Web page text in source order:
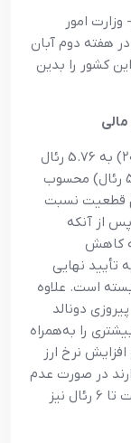
امور
هفته دوم آبان
این کشور را بدین
مالی
نرخ دلار آمریکا در روز سه‌شنبه (۲۹ اکتبر ۲۰۲۴) به 5.76 رئال
رسید که بالاترین سطح از مارس ۲۰۲۱ (5.774 رئال) محسوب
قطعیت نسبت
از آنکه
کاهش
تأیید نهایی
است. علاوه
دونالد
را به‌همراه
نرخ ارز
در صورت عدم
کنترل مخارج دولت برزیل، نرخ دلار ممکن است تا ۶ رئال نیز